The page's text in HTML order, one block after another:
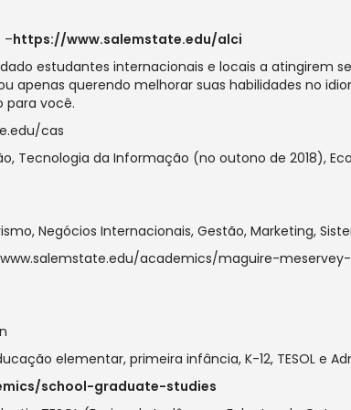
–https://www.salemstate.edu/alci
estudantes internacionais e locais a atingirem
apenas querendo melhorar suas habilidades no
para você.
cas
Tecnologia da Informação (no outono de 2018),
Negócios Internacionais, Gestão, Marketing,
academics/maguire-
elementar, primeira infância, K-12, TESOL e
school-graduate-studies